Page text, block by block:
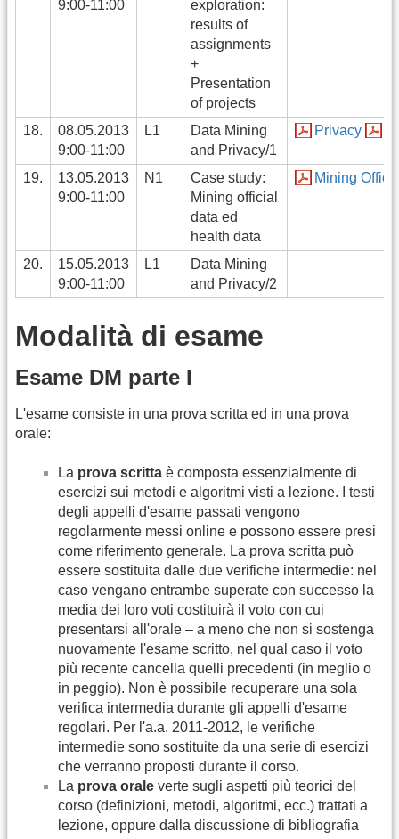
9:00-11:00
exploration:
results of
assignments
+
Presentation
of projects
18.
08.05.2013
9:00-11:00
L1
Data Mining
and Privacy/1
Privacy
19.
13.05.2013
9:00-11:00
N1
Case study:
Mining official
data ed
health data
Mining
20.
15.05.2013
9:00-11:00
L1
Data Mining
and Privacy/2
Modalità di esame
Esame DM parte I
L'esame consiste in una prova scritta ed in una prova
orale:
La prova scritta è composta essenzialmente di
esercizi sui metodi e algoritmi visti a lezione. I testi
degli appelli d'esame passati vengono
regolarmente messi online e possono essere presi
come riferimento generale. La prova scritta può
essere sostituita dalle due verifiche intermedie: nel
caso vengano entrambe superate con successo la
media dei loro voti costituirà il voto con cui
presentarsi all'orale – a meno che non si sostenga
nuovamente l'esame scritto, nel qual caso il voto
più recente cancella quelli precedenti (in meglio o
in peggio). Non è possibile recuperare una sola
verifica intermedia durante gli appelli d'esame
regolari. Per l'a.a. 2011-2012, le verifiche
intermedie sono sostituite da una serie di esercizi
che verranno proposti durante il corso.
La prova orale verte sugli aspetti più teorici del
corso (definizioni, metodi, algoritmi, ecc.) trattati a
lezione, oppure dalla discussione di bibliografia